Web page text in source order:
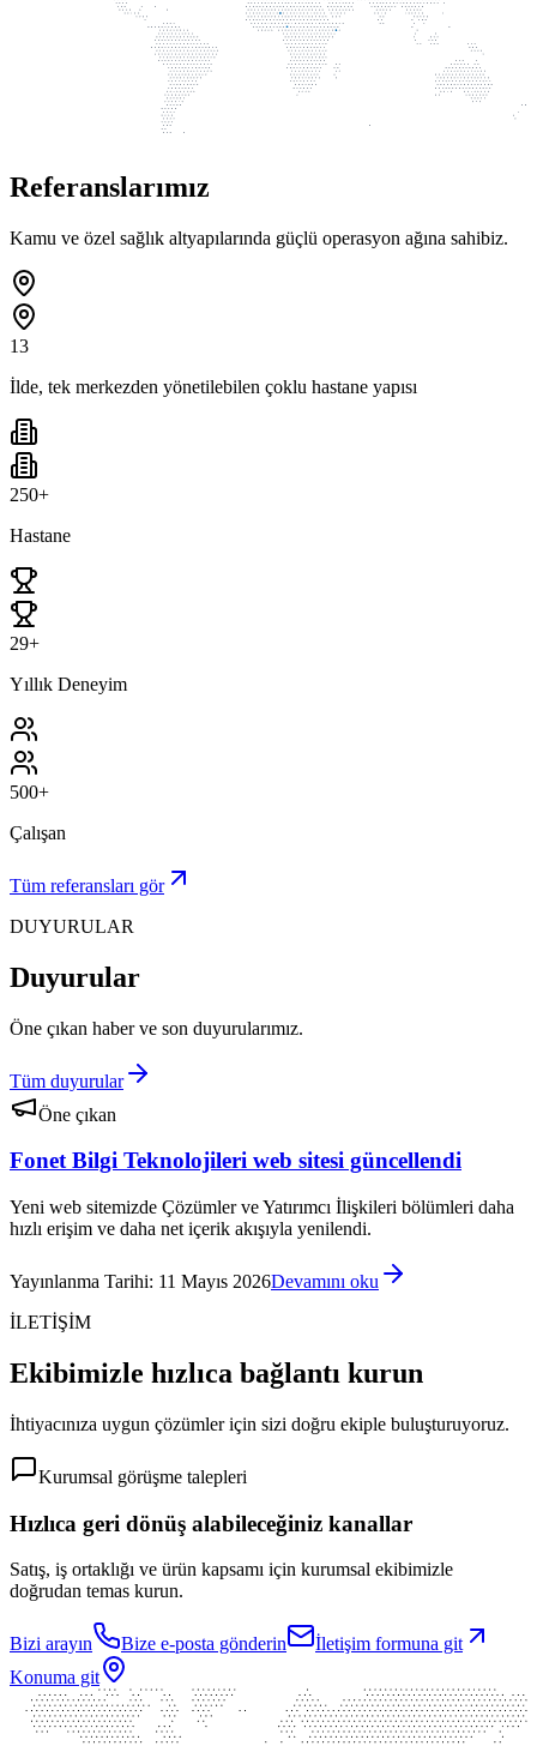
Referanslarımız
Kamu ve özel sağlık altyapılarında güçlü operasyon ağına sahibiz.
13
İlde, tek merkezden yönetilebilen çoklu hastane yapısı
250+
Hastane
29+
Yıllık Deneyim
500+
Çalışan
Tüm referansları gör
DUYURULAR
Duyurular
Öne çıkan haber ve son duyurularımız.
Tüm duyurular
Öne çıkan
Fonet Bilgi Teknolojileri web sitesi güncellendi
Yeni web sitemizde Çözümler ve Yatırımcı İlişkileri bölümleri daha
hızlı erişim ve daha net içerik akışıyla yenilendi.
Yayınlanma Tarihi: 11 Mayıs 2026Devamını oku
İLETİŞİM
Ekibimizle hızlıca bağlantı kurun
İhtiyacınıza uygun çözümler için sizi doğru ekiple buluşturuyoruz.
Kurumsal görüşme talepleri
Hızlıca geri dönüş alabileceğiniz kanallar
Satış, iş ortaklığı ve ürün kapsamı için kurumsal ekibimizle
doğrudan temas kurun.
Bizi arayın Bize e-posta gönderin
İletişim formuna git
Konuma git